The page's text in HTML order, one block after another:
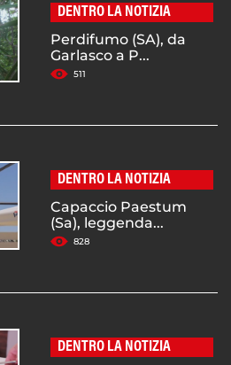
DENTRO LA NOTIZIA
Perdifumo (SA), da
Garlasco a P...
511
DENTRO LA NOTIZIA
Capaccio Paestum
(Sa), leggenda...
828
DENTRO LA NOTIZIA